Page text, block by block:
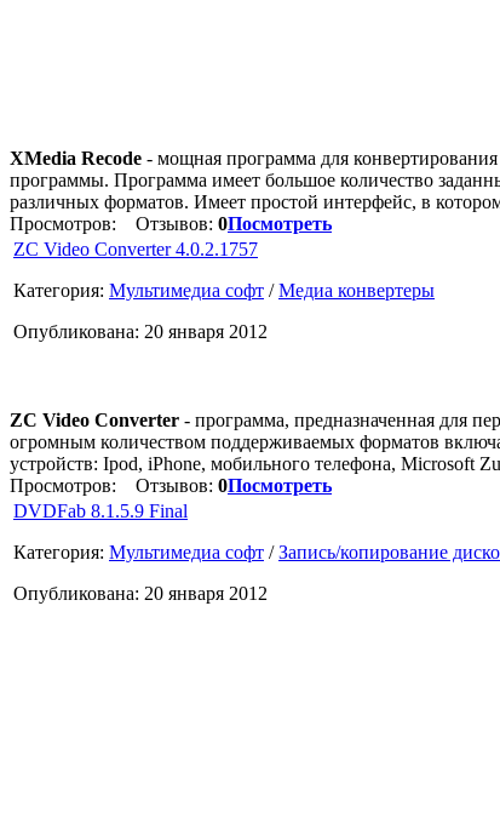
XMedia Recode - мощная программа для
программы. Программа имеет большое количество
различных форматов. Имеет простой интерфейс, в
Просмотров:
Отзывов: 0Посмотреть
ZC Video Converter 4.0.2.1757
Категория: Мультимедиа софт /Медиа конвертеры
Опубликована: 20 января 2012
ZC Video Converter - программа, предназначенная для
огромным количеством поддерживаемых форматов
устройств: Ipod, iPhone, мобильного телефона, Microsoft
Просмотров:
Отзывов: 0Посмотреть
DVDFab 8.1.5.9 Final
Категория: Мультимедиа софт /Запись/копирование
Опубликована: 20 января 2012